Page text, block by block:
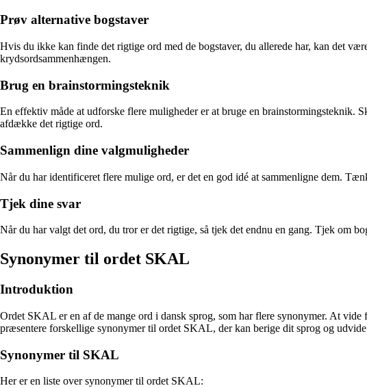
Prøv alternative bogstaver
Hvis du ikke kan finde det rigtige ord med de bogstaver, du allerede har, kan det
krydsordsammenhængen.
Brug en brainstormingsteknik
En effektiv måde at udforske flere muligheder er at bruge en brainstormingsteknik.
afdække det rigtige ord.
Sammenlign dine valgmuligheder
Når du har identificeret flere mulige ord, er det en god idé at sammenligne dem.
Tjek dine svar
Når du har valgt det ord, du tror er det rigtige, så tjek det endnu en gang. Tjek om
Synonymer til ordet SKAL
Introduktion
Ordet SKAL er en af de mange ord i dansk sprog, som har flere synonymer. At
præsentere forskellige synonymer til ordet SKAL, der kan berige dit sprog og
Synonymer til SKAL
Her er en liste over synonymer til ordet SKAL: